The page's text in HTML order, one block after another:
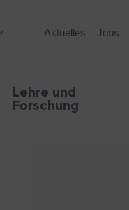
Aktuelles Jobs
Lehre und
Forschung